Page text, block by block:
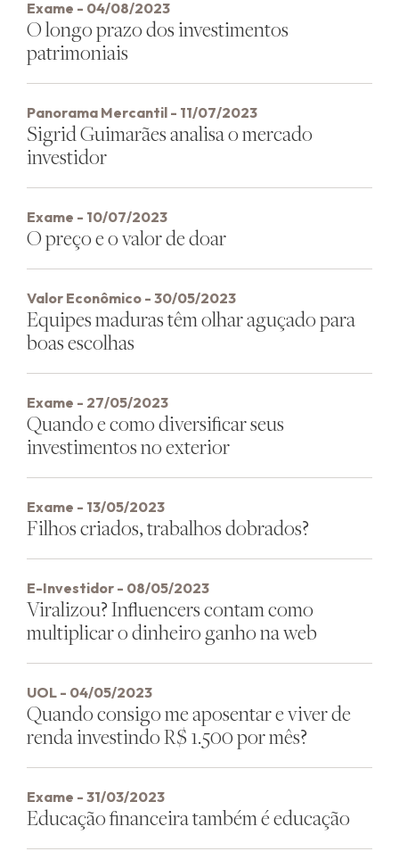
Exame - 04/08/2023
O longo prazo dos investimentos
patrimoniais
Panorama Mercantil - 11/07/2023
Sigrid Guimarães analisa o mercado
investidor
Exame - 10/07/2023
O preço e o valor de doar
Valor Econômico - 30/05/2023
Equipes maduras têm olhar aguçado para
boas escolhas
Exame - 27/05/2023
Quando e como diversificar seus
investimentos no exterior
Exame - 13/05/2023
Filhos criados, trabalhos dobrados?
E-Investidor - 08/05/2023
Viralizou? Influencers contam como
multiplicar o dinheiro ganho na web
UOL - 04/05/2023
Quando consigo me aposentar e viver de
renda investindo R$ 1.500 por mês?
Exame - 31/03/2023
Educação financeira também é educação